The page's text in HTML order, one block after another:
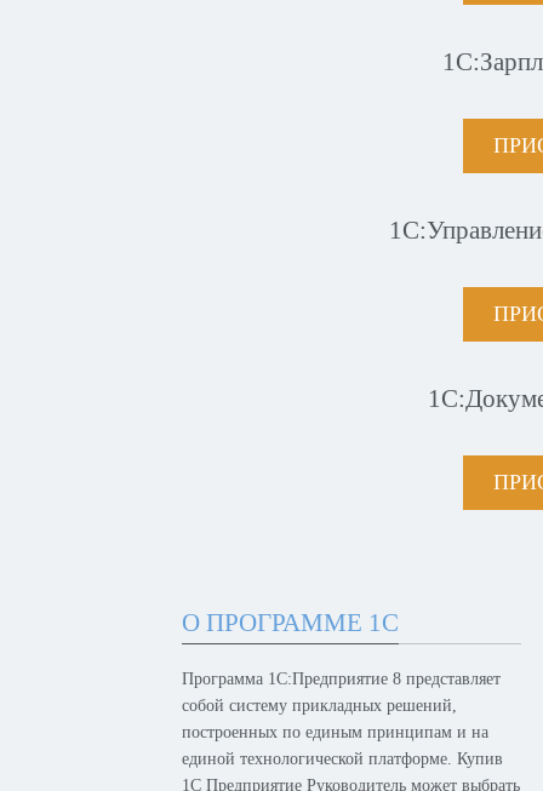
О ПРОГРАММЕ 1С
Программа 1С:Предприятие 8 представляет
собой систему прикладных решений,
построенных по единым принципам и на
единой технологической платформе. Купив
1С Предприятие Руководитель может выбрать